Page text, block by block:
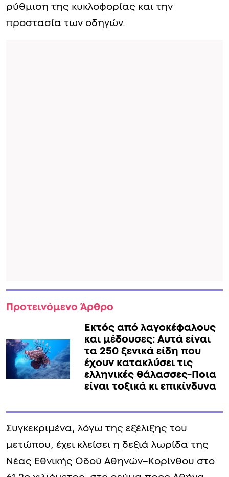
ρύθμιση της κυκλοφορίας και την
προστασία των οδηγών.
Προτεινόμενο Άρθρο
Εκτός από λαγοκέφαλους
και μέδουσες: Aυτά είναι
τα 250 ξενικά είδη που
έχουν κατακλύσει τις
ελληνικές θάλασσες-Ποια
είναι τοξικά κι επικίνδυνα
Συγκεκριμένα, λόγω της εξέλιξης του
μετώπου, έχει κλείσει η δεξιά λωρίδα της
Νέας Εθνικής Οδού Αθηνών–Κορίνθου στο